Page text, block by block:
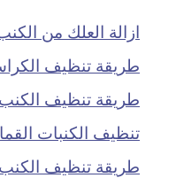
ازالة العلك من
طريقة تنظيف
طريقة تنظيف
تنظيف الكنبات
طريقة تنظيف